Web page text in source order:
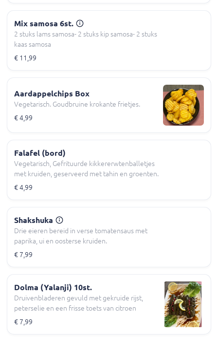
Mix samosa 6st.
2 stuks lams samosa- 2 stuks kip samosa- 2 stuks
kaas samosa
€ 11,99
Aardappelchips Box
Vegetarisch. Goudbruine krokante frietjes.
€ 4,99
Falafel (bord)
Vegetarisch, Gefrituurde kikkererwtenballetjes
met kruiden, geserveerd met tahin en groenten.
€ 4,99
Shakshuka
Drie eieren bereid in verse tomatensaus met
paprika, ui en oosterse kruiden.
€ 7,99
Dolma (Yalanji) 10st.
Druivenbladeren gevuld met gekruide rijst,
peterselie en een frisse toets van citroen
€ 7,99